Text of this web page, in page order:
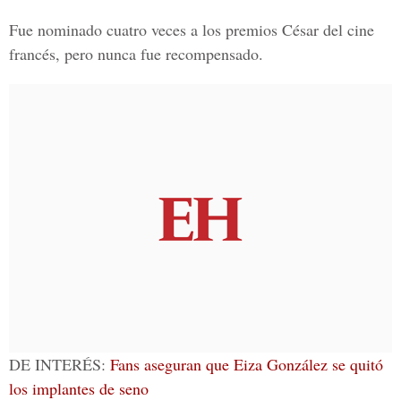
Fue nominado cuatro veces a los premios César del cine
francés, pero nunca fue recompensado.
DE INTERÉS: Fans aseguran que Eiza González se quitó
los implantes de seno